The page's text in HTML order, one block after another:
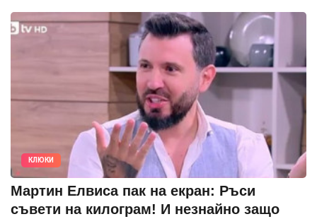
КЛЮКИ
Мартин Елвиса пак на екран: Ръси
съвети на килограм! И незнайно защо